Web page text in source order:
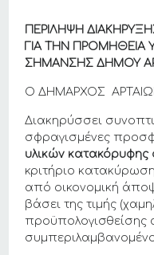
ΠΕΡΙΛΗΨΗ
ΓΙΑ ΤΗΝ ΠΡΟΜΗΘΕΙΑ
ΣΗΜΑΝΣΗΣ ΔΗΜΟΥ
Ο ΔΗΜΑΡΧΟΣ
Διακηρύσσει
σφραγισμένες
υλικών
κριτήριο
από οικονομική
βάσει της τιμής
προϋπολογισθείσης